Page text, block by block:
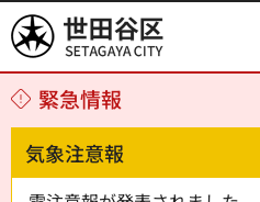
世田谷区
緊急情報
気象注意報